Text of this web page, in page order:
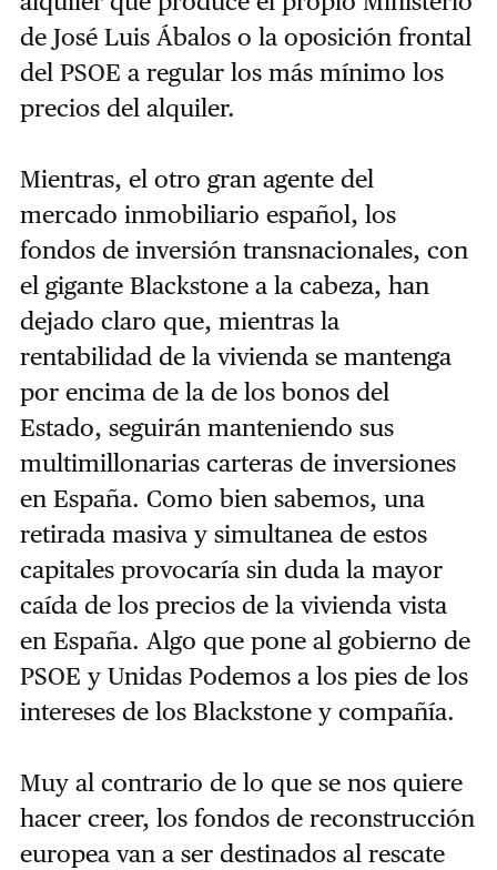
de José Luis Ábalos o la oposición frontal
del PSOE a regular los más mínimo los
precios del alquiler.
Mientras, el otro gran agente del
mercado inmobiliario español, los
fondos de inversión transnacionales, con
el gigante Blackstone a la cabeza, han
dejado claro que, mientras la
rentabilidad de la vivienda se mantenga
por encima de la de los bonos del
Estado, seguirán manteniendo sus
multimillonarias carteras de inversiones
en España. Como bien sabemos, una
retirada masiva y simultanea de estos
capitales provocaría sin duda la mayor
caída de los precios de la vivienda vista
en España. Algo que pone al gobierno de
PSOE y Unidas Podemos a los pies de los
intereses de los Blackstone y compañía.
Muy al contrario de lo que se nos quiere
hacer creer, los fondos de reconstrucción
europea van a ser destinados al rescate